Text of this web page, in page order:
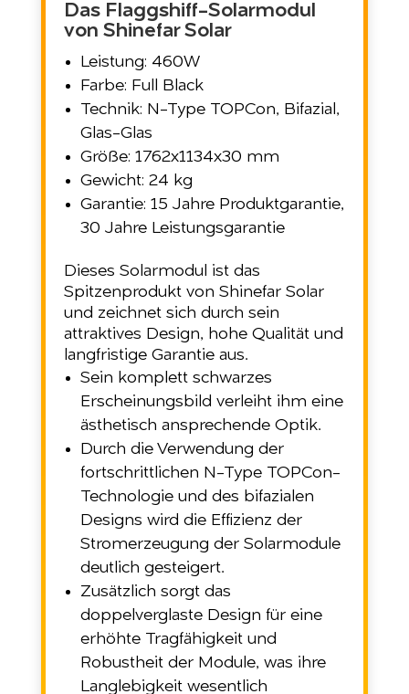
Das Flaggshiff-Solarmodul
von Shinefar Solar
Leistung: 460W
Farbe: Full Black
Technik: N-Type TOPCon, Bifazial,
Glas-Glas
Größe: 1762x1134x30 mm
Gewicht: 24 kg
Garantie: 15 Jahre Produktgarantie,
30 Jahre Leistungsgarantie
Dieses Solarmodul ist das
Spitzenprodukt von Shinefar Solar
und zeichnet sich durch sein
attraktives Design, hohe Qualität und
langfristige Garantie aus.
Sein komplett schwarzes
Erscheinungsbild verleiht ihm eine
ästhetisch ansprechende Optik.
Durch die Verwendung der
fortschrittlichen N-Type TOPCon-
Technologie und des bifazialen
Designs wird die Effizienz der
Stromerzeugung der Solarmodule
deutlich gesteigert.
Zusätzlich sorgt das
doppelverglaste Design für eine
erhöhte Tragfähigkeit und
Robustheit der Module, was ihre
Langlebigkeit wesentlich